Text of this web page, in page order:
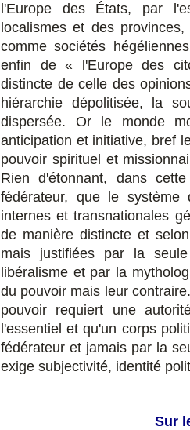
l'Europe des États, par
localismes et des
comme sociétés
enfin de « l'Europe des
distincte de celle des
hiérarchie dépolitisée, la
dispersée. Or le monde
anticipation et initiative, bref
pouvoir spirituel et
Rien d'étonnant, dans
fédérateur, que le système
internes et transnationales
de manière distincte et
mais justifiées par la
libéralisme et par la
du pouvoir mais leur
pouvoir requiert une
l'essentiel et qu'un corps
fédérateur et jamais par la
exige subjectivité, identité
Sur